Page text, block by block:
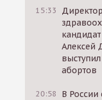
15:33
Алексей
абортов
20:58
В России